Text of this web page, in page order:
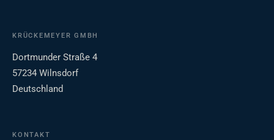
KRÜCKEMEYER GMBH
Dortmunder Straße 4
57234 Wilnsdorf
Deutschland
KONTAKT